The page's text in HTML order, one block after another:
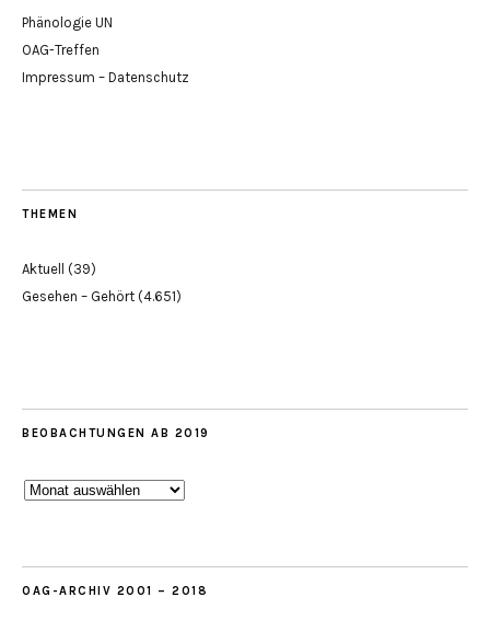
Phänologie UN
OAG-Treffen
Impressum – Datenschutz
THEMEN
Aktuell (39)
Gesehen – Gehört (4.651)
BEOBACHTUNGEN AB 2019
Beobachtungen
OAG-ARCHIV 2001 – 2018